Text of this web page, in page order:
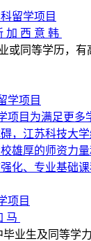
留学项目
加 西 意 韩
或同等学历，有
项目为满足更多
，江苏科技大
雄厚的师资力
化、专业基础课
项目
马
毕业生及同等学